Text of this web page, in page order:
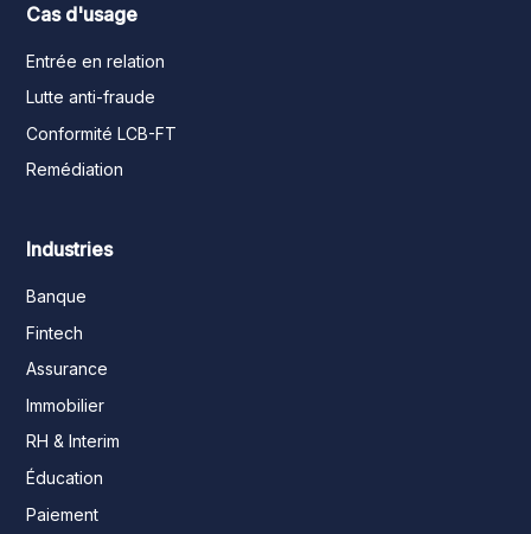
Cas d'usage
Entrée en relation
Lutte anti-fraude
Conformité LCB-FT
Remédiation
Industries
Banque
Fintech
Assurance
Immobilier
RH & Interim
Éducation
Paiement